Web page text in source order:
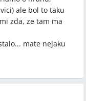
ale bol to taku
zda, ze tam ma
mate nejaku